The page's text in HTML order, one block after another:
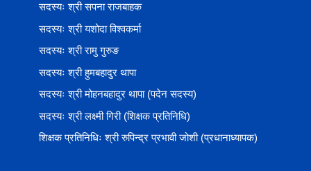
सदस्यः श्री सपना राजबाहक
सदस्यः श्री यशोदा विश्वकर्मा
सदस्यः श्री रामु गुरुङ
सदस्यः श्री हुमबहादुर थापा
सदस्यः श्री मोहनबहादुर थापा (पदेन सदस्य)
सदस्यः श्री लक्ष्मी गिरी (शिक्षक प्रतिनिधि)
शिक्षक प्रतिनिधिः श्री रुपिन्द्र प्रभावी जोशी (प्रधानाध्यापक)